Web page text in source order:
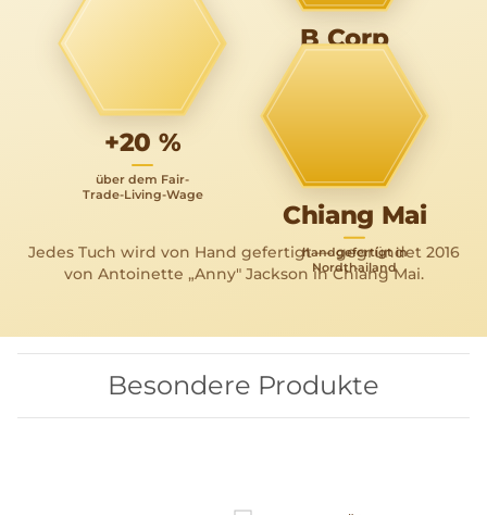
B Corp
zertifiziert: planet
+20 %
über dem Fair-
Trade-Living-Wage
Chiang Mai
handgefertigt in
Nordthailand
Jedes Tuch wird von Hand gefertigt — gegründet 2016
von Antoinette „Anny" Jackson in Chiang Mai.
Besondere Produkte